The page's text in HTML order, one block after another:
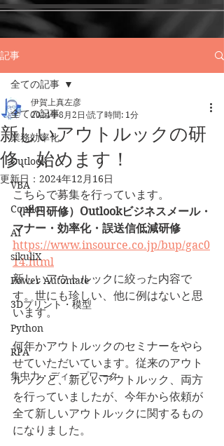
記事
全ての記事
業務効率化
Outlook
VBA
Copilot
AI
sikuliX
Power Automate
3Dプリント・模型
Python
RPA
集中力・ディープワーク
全ての記事
新しいアウトルックの研
修、始めます！
伊賀上真左彦
2024年8月2日 読了時間: 1分
更新日： 2024年12月16日
こちらで募集を行っています。
（半日研修）Outlookビジネスメール・
マナー・効率化・誤送信低減研修
https://www.insource.co.jp/bup/gac0
14.html
新しいアウトルックに絞った内容で
す。世にも珍しい、他に例はないと思
います。
何年かアウトルックのセミナーをやら
せていただいています。従来のアウト
ルックと、新しいアウトルック、両方
を行っていましたが、今年から依頼が
全て新しいアウトルックに関するもの
になりました。